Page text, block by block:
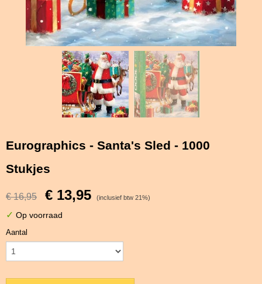
Eurographics - Santa's Sled - 1000
Stukjes
€ 16,95 € 13,95 (inclusief btw 21%)
✓ Op voorraad
Aantal